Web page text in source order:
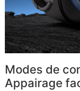
Modes de
Appairage